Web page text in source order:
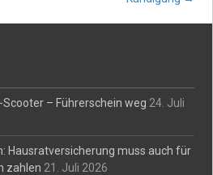
– Führerschein weg 24. Juli
Hausratversicherung muss auch für
zahlen 21. Juli 2026